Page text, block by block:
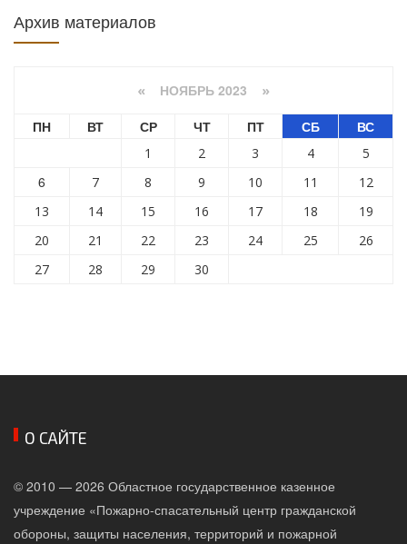
Архив материалов
« НОЯБРЬ 2023 »
ПН ВТ СР ЧТ ПТ СБ ВС
1 2 3 4 5
6 7 8 9 10 11
12
13
14 15 16 17 18
19
20
21 22 23 24 25
26
27
28 29 30
О САЙТЕ
© 2010 — 2026 Областное государственное казенное
учреждение «Пожарно-спасательный центр гражданской
обороны, защиты населения, территорий и пожарной